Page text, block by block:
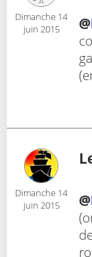
Dimanche 14
juin 2015
@
Dimanche 14
juin 2015
@